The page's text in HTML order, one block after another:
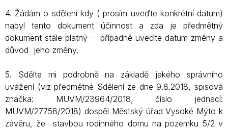
4. Žádám o sdělení kdy ( prosím uveďte konkrétní datum)
nabyl tento dokument účinnost a zda je předmětný
dokument stále platný – případně uveďte datum změny a
důvod jeho změny.
5. Sdělte mi podrobně na základě jakého správního
uvážení (viz předmětné Sdělení ze dne 9.8.2018, spisová
značka: MUVM/23964/2018, číslo jednací:
MUVM/27758/2018) dospěl Městský úřad Vysoké Mýto k
závěru, že stavbou rodinného domu na pozemku 5/2 v